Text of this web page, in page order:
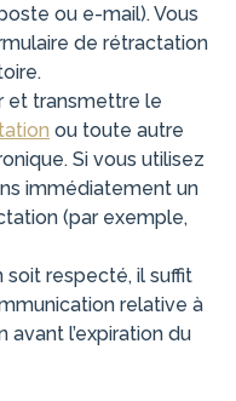
ou e-mail). Vous
de rétractation
et transmettre le
ou toute autre
Si vous utilisez
immédiatement un
(par exemple,
soit respecté, il suffit
relative à
avant l’expiration du